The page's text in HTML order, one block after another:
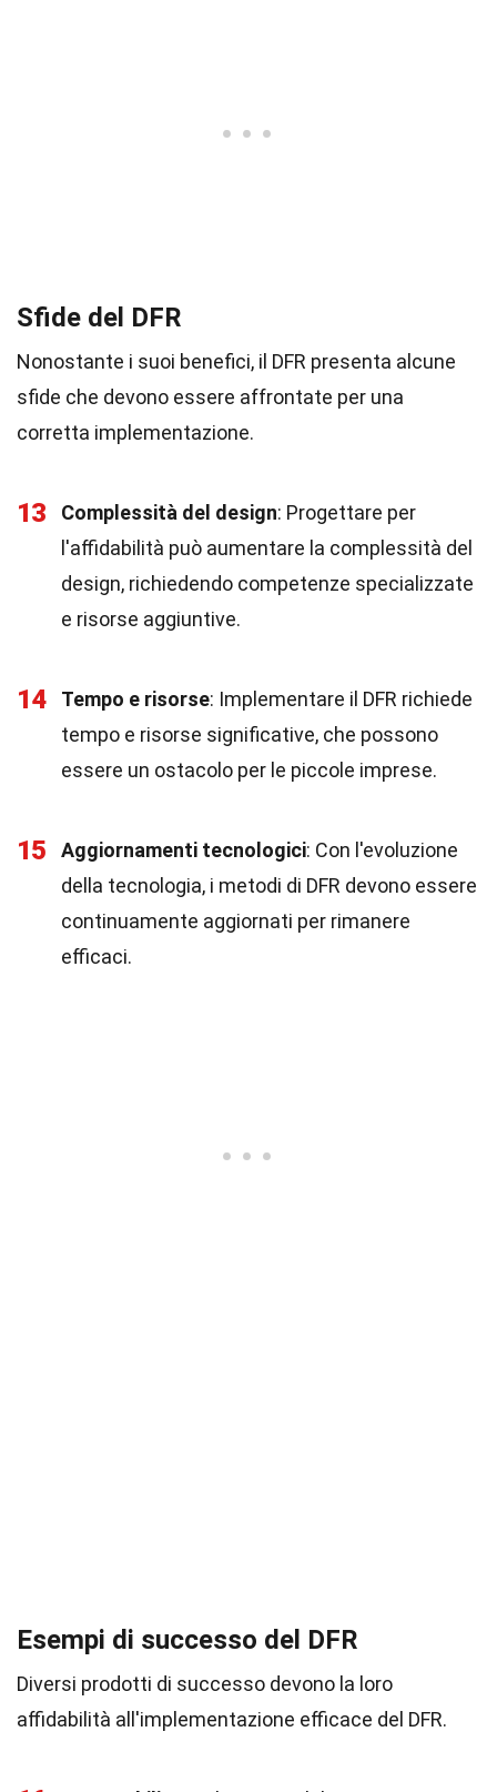
Sfide del DFR
Nonostante i suoi benefici, il DFR presenta alcune
sfide che devono essere affrontate per una
corretta implementazione.
13 Complessità del design: Progettare per
l'affidabilità può aumentare la complessità del
design, richiedendo competenze specializzate
e risorse aggiuntive.
14 Tempo e risorse: Implementare il DFR richiede
tempo e risorse significative, che possono
essere un ostacolo per le piccole imprese.
15 Aggiornamenti tecnologici: Con l'evoluzione
della tecnologia, i metodi di DFR devono essere
continuamente aggiornati per rimanere
efficaci.
Esempi di successo del DFR
Diversi prodotti di successo devono la loro
affidabilità all'implementazione efficace del DFR.